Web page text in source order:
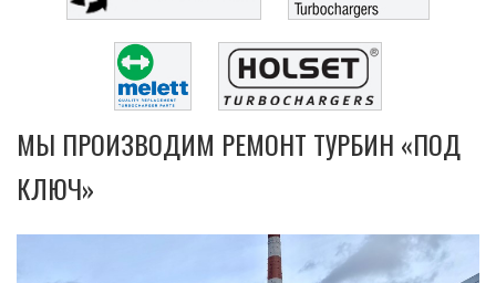
МЫ ПРОИЗВОДИМ РЕМОНТ ТУРБИН «ПОД
КЛЮЧ»